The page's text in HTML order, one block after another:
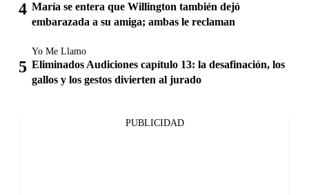
María se entera que Willington también dejó
embarazada a su amiga; ambas le reclaman
Yo Me Llamo
Eliminados Audiciones capítulo 13: la desafinación, los
gallos y los gestos divierten al jurado
PUBLICIDAD